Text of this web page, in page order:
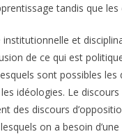
tandis que
et
de ce qui est
sont possibles
idéologies. Le
des discours
on a besoin